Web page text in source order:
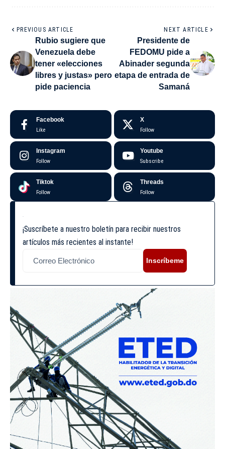
PREVIOUS ARTICLE
Rubio sugiere que
Venezuela debe
tener «elecciones
libres y justas» pero
pide paciencia
NEXT ARTICLE
Presidente de
FEDOMU pide a
Abinader segunda
etapa de entrada de
Samaná
Facebook
Like
X
Follow
Instagram
Follow
Youtube
Subscribe
Tiktok
Follow
Threads
Follow
¡Suscríbete a nuestro boletín para recibir nuestros
artículos más recientes al instante!
Inscríbeme